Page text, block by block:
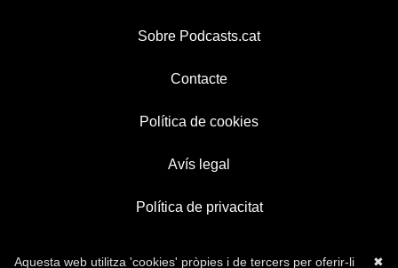
Sobre Podcasts.cat
Contacte
Política de cookies
Avís legal
Política de privacitat
✖
Aquesta web utilitza 'cookies' pròpies i de tercers per oferir-li